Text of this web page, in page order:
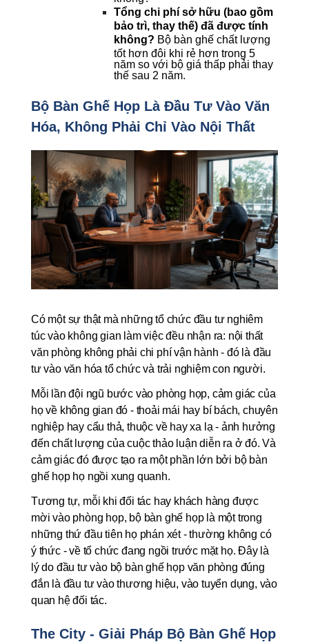
Tổng chi phí sở hữu (bao gồm
bảo trì, thay thế) đã được tính
không? Bộ bàn ghế chất lượng
tốt hơn đôi khi rẻ hơn trong 5
năm so với bộ giá thấp phải thay
thế sau 2 năm.
Bộ Bàn Ghế Họp Là Đầu Tư Vào Văn
Hóa, Không Phải Chỉ Vào Nội Thất
Có một sự thật mà những tổ chức đầu tư nghiêm
túc vào không gian làm việc đều nhận ra: nội thất
văn phòng không phải chi phí vận hành - đó là đầu
tư vào văn hóa tổ chức và trải nghiệm con người.
Mỗi lần đội ngũ bước vào phòng họp, cảm giác của
họ về không gian đó - thoải mái hay bí bách, chuyên
nghiệp hay cẩu thả, thuộc về hay xa lạ - ảnh hưởng
đến chất lượng của cuộc thảo luận diễn ra ở đó. Và
cảm giác đó được tạo ra một phần lớn bởi bộ bàn
ghế họp họ ngồi xung quanh.
Tương tự, mỗi khi đối tác hay khách hàng được
mời vào phòng họp, bộ bàn ghế họp là một trong
những thứ đầu tiên họ phán xét - thường không có
ý thức - về tổ chức đang ngồi trước mặt họ. Đây là
lý do đầu tư vào bộ bàn ghế họp văn phòng đúng
đắn là đầu tư vào thương hiệu, vào tuyển dụng, vào
quan hệ đối tác.
The City - Giải Pháp Bộ Bàn Ghế Họp